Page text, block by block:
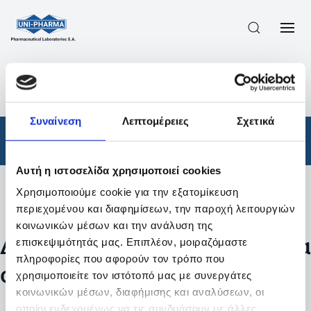
Συναίνεση Λεπτομέρειες Σχετικά
Αυτή η ιστοσελίδα χρησιμοποιεί cookies
Χρησιμοποιούμε cookie για την εξατομίκευση
περιεχομένου και διαφημίσεων, την παροχή λειτουργιών
κοινωνικών μέσων και την ανάλυση της
επισκεψιμότητάς μας. Επιπλέον, μοιραζόμαστε
πληροφορίες που αφορούν τον τρόπο που
χρησιμοποιείτε τον ιστότοπό μας με συνεργάτες
κοινωνικών μέσων, διαφήμισης και αναλύσεων, οι
οποίοι ενδεχομένως να τις συνδυάσουν με άλλες
ΠΡΟΪΟΝΤΑ ΣΥΝΤΑΓΟΓΡΑΦΟΎΜΕΝΑ
/
ΑΠΟΤΕΛΕΣΜΑΤΑ ΑΝΑΖΗΤΗΣΗΣ
Φάρμακα / Συνταγογραφούμενα
Φίλτρα
Δεν βρέθηκαν προϊόντα με τα
συγκεκριμένα φίλτρα